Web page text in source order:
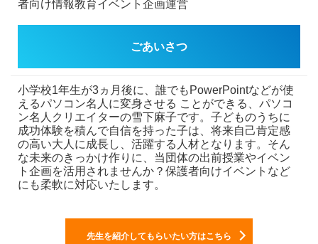
者向け情報教育イベント企画運営
ごあいさつ
小学校1年生が3ヵ月後に、誰でもPowerPointなどが使
えるパソコン名人に変身させる ことができる、パソコ
ン名人クリエイターの雪下麻子です。子どものうちに
成功体験を積んで自信を持った子は、将来自己肯定感
の高い大人に成長し、活躍する人材となります。そん
な未来のきっかけ作りに、当団体の出前授業やイベン
ト企画を活用されませんか？保護者向けイベントなど
にも柔軟に対応いたします。
先生を紹介してもらいたい方はこちら